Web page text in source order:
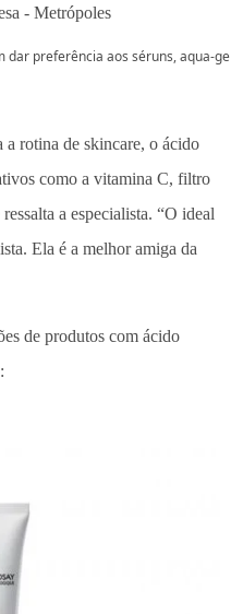
dar preferência aos séruns, aqua-
a rotina de skincare, o ácido
como a vitamina C, filtro
a especialista. “O ideal
Ela é a melhor amiga da
de produtos com ácido